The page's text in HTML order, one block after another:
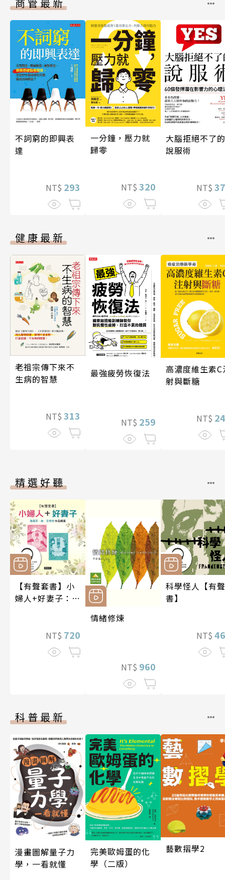
商管最新
不詞窮的即興表
達
NT$ 293
一分鐘，壓力就
歸零
NT$ 320
大腦拒絕不了的
說服術
NT$
健康最新
老祖宗傳下來不
生病的智慧
NT$ 313
最強疲勞恢復法
NT$ 259
高濃度維生素C
射與斷糖
NT$
精選好聽
【有聲套書】小
婦人+好妻子：路
NT$ 720
情緒修煉
NT$ 960
科學怪人【有聲
書】
NT$
科普最新
漫畫圖解量子力
學，一看就懂
完美歐姆蛋的化
學（二版）
藝數摺學2